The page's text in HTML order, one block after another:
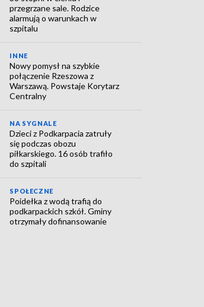
przegrzane sale. Rodzice
alarmują o warunkach w
szpitalu
INNE
Nowy pomysł na szybkie
połączenie Rzeszowa z
Warszawą. Powstaje Korytarz
Centralny
NA SYGNALE
Dzieci z Podkarpacia zatruły
się podczas obozu
piłkarskiego. 16 osób trafiło
do szpitali
SPOŁECZNE
Poidełka z wodą trafią do
podkarpackich szkół. Gminy
otrzymały dofinansowanie